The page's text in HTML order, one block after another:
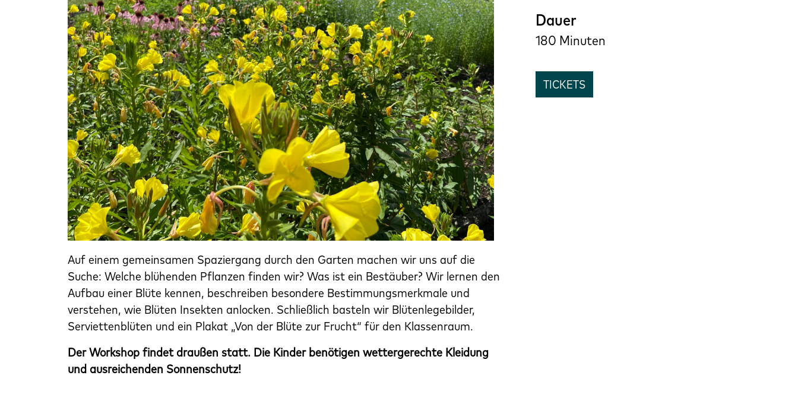
Auf einem gemeinsamen Spaziergang durch den Garten machen wir uns auf die
Suche: Welche blühenden Pflanzen finden wir? Was ist ein Bestäuber? Wir lernen den
Aufbau einer Blüte kennen, beschreiben besondere Bestimmungsmerkmale und
verstehen, wie Blüten Insekten anlocken. Schließlich basteln wir Blütenlegebilder,
Serviettenblüten und ein Plakat „Von der Blüte zur Frucht“ für den Klassenraum.
Der Workshop findet draußen statt. Die Kinder benötigen wettergerechte Kleidung
und ausreichenden Sonnenschutz!
Dauer
180 Minuten
TICKETS